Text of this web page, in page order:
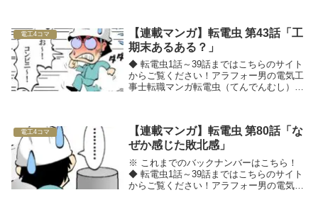
電工4コマ
【連載マンガ】転電虫 第43話「工
期末あるある？」
◆ 転電虫1話～39話まではこちらのサイト
からご覧ください！アラフォー男の電気工
事士転職マンガ転電虫（てんでんむし）□■
電工4コマ
【連載マンガ】転電虫 第80話「な
ぜか感じた敗北感」
※ これまでのバックナンバーはこちら！
◆ 転電虫1話～39話まではこちらのサイト
からご覧ください！アラフォー男の電気工